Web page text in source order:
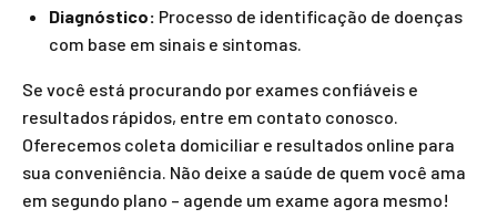
Diagnóstico: Processo de identificação de doenças
com base em sinais e sintomas.
Se você está procurando por exames confiáveis e
resultados rápidos, entre em contato conosco.
Oferecemos coleta domiciliar e resultados online para
sua conveniência. Não deixe a saúde de quem você ama
em segundo plano – agende um exame agora mesmo!